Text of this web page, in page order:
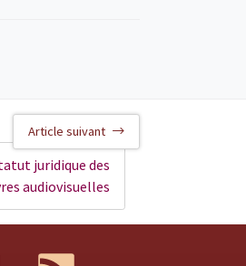
Article suivant
juridique des
audiovisuelles